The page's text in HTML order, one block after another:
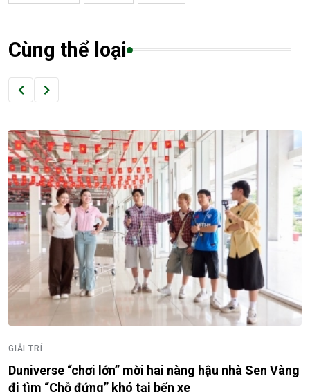
Cùng thể loại
GIẢI TRÍ
Duniverse “chơi lớn” mời hai nàng hậu nhà Sen Vàng
đi tìm “Chỗ đứng” khó tại bến xe